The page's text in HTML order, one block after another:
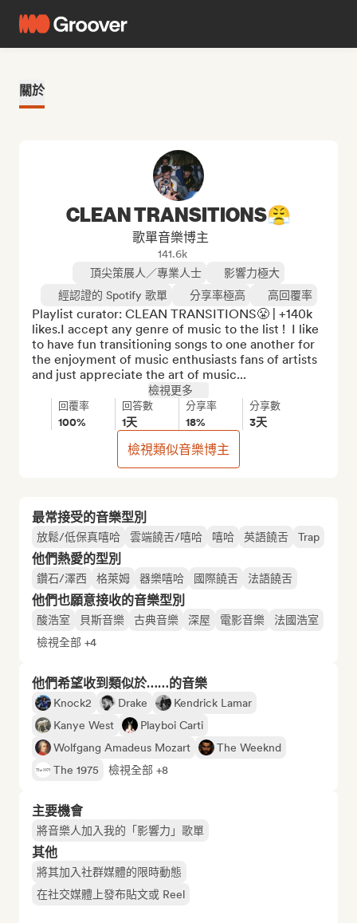
關於
最常接受的音樂型別
放鬆/低保真嘻哈 雲端饒舌/嘻哈 嘻哈 英語饒舌 Trap
他們熱愛的型別
鑽石/澤西 格萊姆 器樂嘻哈 國際饒舌 法語饒舌
他們也願意接收的音樂型別
酸浩室 貝斯音樂 古典音樂 深屋 電影音樂
法國浩室
檢視全部 +4
他們希望收到類似於……的音樂
Knock2 Drake
Kendrick Lamar
Kanye West
Playboi Carti
Wolfgang Amadeus Mozart
The Weeknd
The 1975
檢視全部 +8
主要機會
將音樂人加入我的「影響力」歌單
其他
將其加入社群媒體的限時動態
在社交媒體上發布貼文或 Reel
CLEAN TRANSITIONS😤
歌單音樂博主
141.6k
頂尖策展人／專業人士
影響力極大
經認證的 Spotify 歌單
分享率極高 高回覆率
Playlist curator: CLEAN TRANSITIONS😤 | +140k
likes.I accept any genre of music to the list !  I like
to have fun transitioning songs to one another for
the enjoyment of music enthusiasts fans of artists
and just appreciate the art of music...
檢視更多
回覆率
100%
回答數
1天
分享率
18%
分享數
3天
檢視類似音樂博主